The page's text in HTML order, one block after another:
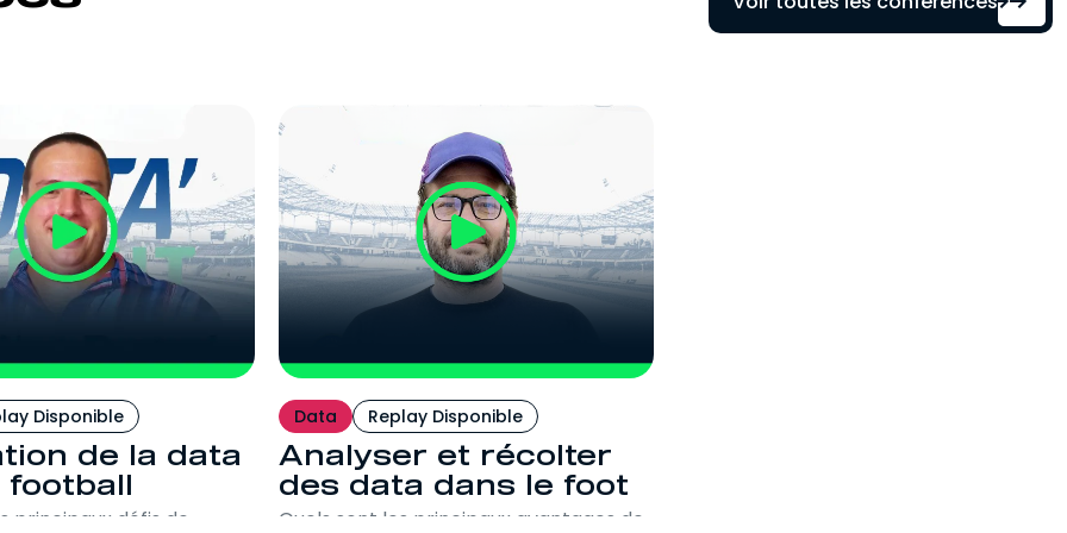
Disponible
de la data
principaux défis de
Data Replay Disponible
Analyser et récolter
des data dans le foot
Quels sont les principaux avantages de